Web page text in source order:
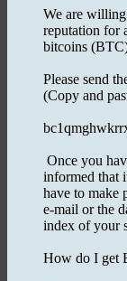
We are
reputation for
bitcoins
Please send
(Copy and
Once you
informed that
have to make
e-mail or the
index of your
How do I get